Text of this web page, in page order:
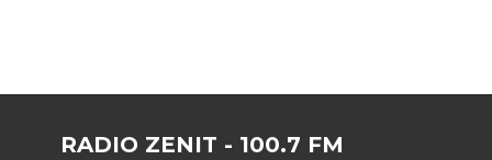
RADIO ZENIT - 100.7 FM